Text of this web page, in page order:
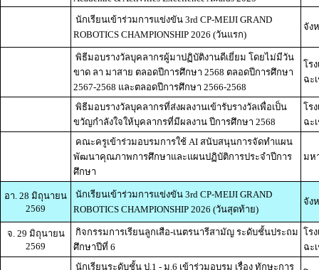
นักเรียนเข้าร่วมการแข่งขัน 3rd CP-MEIJI GRAND
ROBOTICS CHAMPIONSHIP 2026 (วันแรก)
จัง
พิธีมอบรางวัลบุคลากรผู้มาปฏิบัติงานดีเยี่ยม โดยไม่มีวัน
ขาด ลา มาสาย ตลอดปีการศึกษา 2568 ตลอดปีการศึกษา
2567-2568 และตลอดปีการศึกษา 2566-2568
โร
ฉะ
พิธีมอบรางวัลบุคลากรที่ส่งผลงานเข้ารับรางวัลเพื่อเป็น
ขวัญกำลังใจให้บุคลากรที่มีผลงาน ปีการศึกษา 2568
โร
ฉะ
คณะครูเข้าร่วมอบรมการใช้ AI สนับสนุนการจัดทำแผน
พัฒนาคุณภาพการศึกษาและแผนปฏิบัติการประจำปีการ
ศึกษา
มห
อา. 28 มิถุนายน
2569
นักเรียนเข้าร่วมการแข่งขัน 3rd CP-MEIJI GRAND
ROBOTICS CHAMPIONSHIP 2026 (วันสุดท้าย)
จัง
จ. 29 มิถุนายน
2569
กิจกรรมการเรียนลูกเสือ-เนตรนารีสามัญ ระดับชั้นประถม
ศึกษาปีที่ 6
โร
ฉะ
นักเรียนระดับชั้น ป.1 - ม.6 เข้าร่วมอบรม เรื่อง ทักษะการ